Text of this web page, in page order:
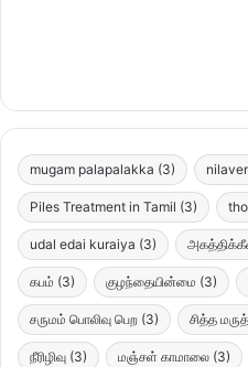
mugam palapalakka (3)
Piles Treatment in Tamil (3)
udal edai kuraiya (3)
கபம் (3) குழந்தையின்மை (3)
சருமம் பொலிவு பெற (3) சித்த
நீரிழிவு (3) மஞ்சள் காமாலை (3)